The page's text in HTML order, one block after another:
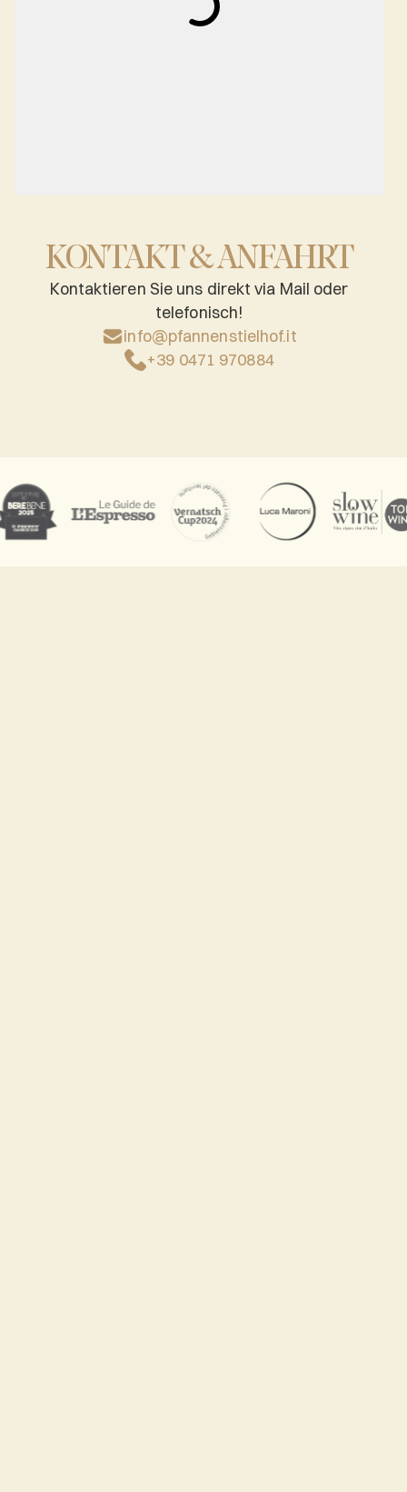
KONTAKT & ANFAHRT
Kontaktieren Sie uns direkt via Mail oder
telefonisch!
info@pfannenstielhof.it
+39 0471 970884